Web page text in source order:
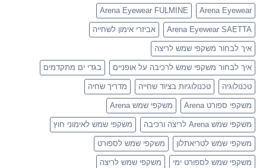
Arena Eyewear
Arena Eyewear FULMINE
Arena Eyewear SAETTA אביזרי אימון לשחייה
איך לבחור משקפי שמש לריצה
איך לבחור משקפי שמש לרכיבה על אופניים בגדי ים מתקדמים
טכנולוגיה טכנולוגיות בציוד שחייה מדריך שחיה
משקפי ספורט Arena משקפי שמש Arena
משקפי שמש Arena לריצה ורכיבה משקפי שמש לאימוני חוץ
משקפי שמש לטריאתלון משקפי שמש לספורט
משקפי שמש לספורט ימי משקפי שמש לריצה